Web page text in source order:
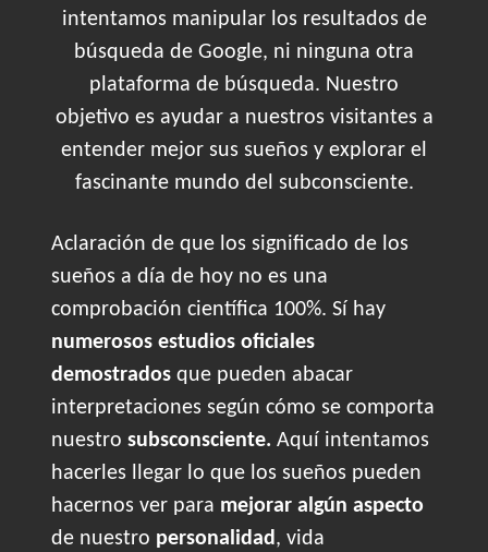
intentamos manipular los resultados de
búsqueda de Google, ni ninguna otra
plataforma de búsqueda. Nuestro
objetivo es ayudar a nuestros visitantes a
entender mejor sus sueños y explorar el
fascinante mundo del subconsciente.
Aclaración de que los significado de los
sueños a día de hoy no es una
comprobación científica 100%. Sí hay
numerosos estudios oficiales
demostrados que pueden abacar
interpretaciones según cómo se comporta
nuestro subsconsciente. Aquí intentamos
hacerles llegar lo que los sueños pueden
hacernos ver para mejorar algún aspecto
de nuestro personalidad, vida